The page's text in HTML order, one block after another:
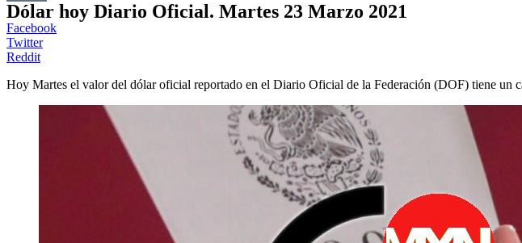
Dólar hoy Diario Oficial. Martes 23 Marzo 2021
Facebook
Twitter
Reddit
Hoy Martes el valor del dólar oficial reportado en el Diario Oficial de la Federación (DOF) tiene un